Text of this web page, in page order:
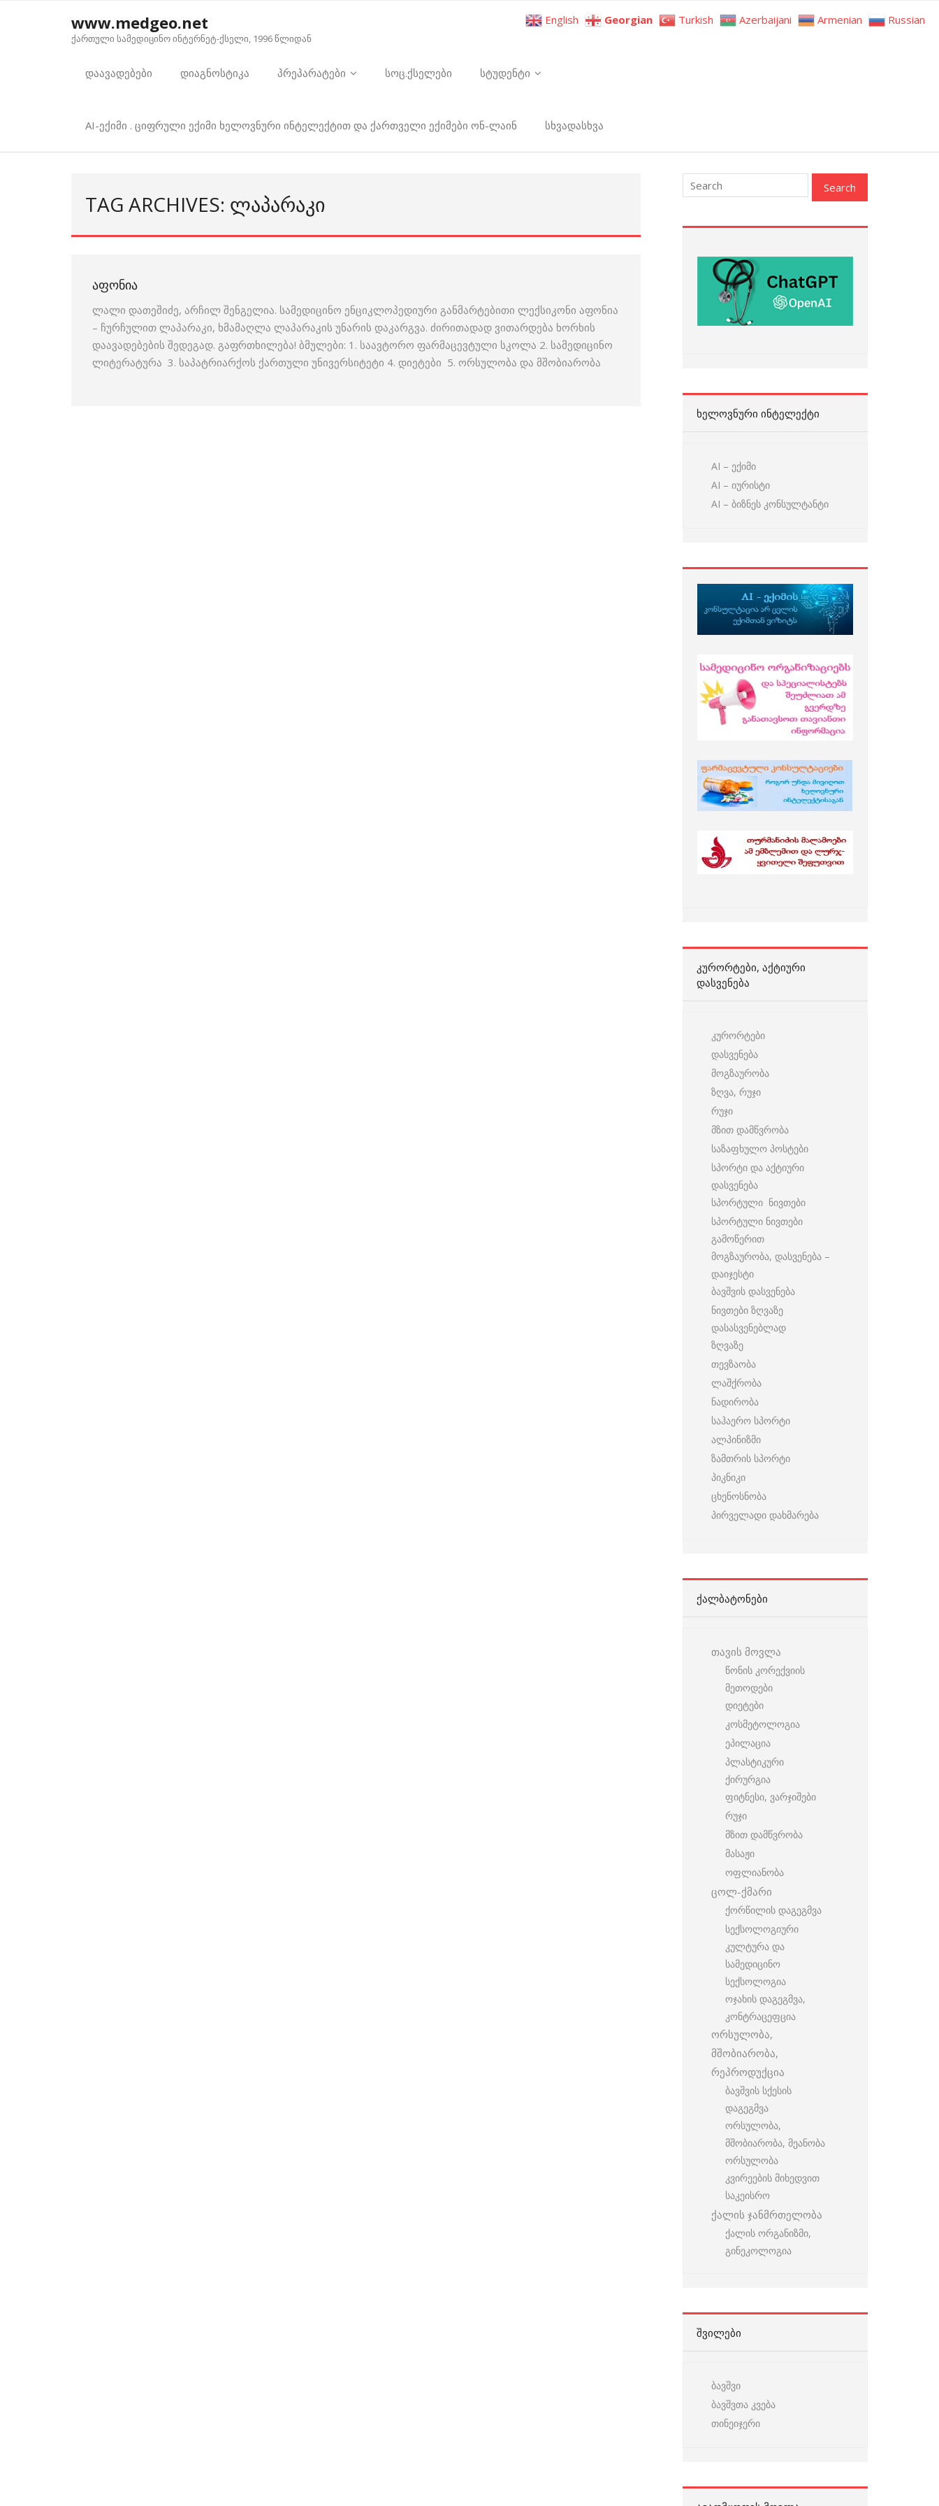
www.medgeo.net
ქართული სამედიცინო ინტერნეტ-ქსელი, 1996 წლიდან
დაავადებები დიაგნოსტიკა პრეპარატები სოც.ქსელები სტუდენტი
AI-ექიმი . ციფრული ექიმი ხელოვნური ინტელექტით და ქართველი ექიმები ონ-ლაინ სხვადასხვა
TAG ARCHIVES: ᲚᲐᲞᲐᲠᲐᲙᲘ
ᲐᲤᲝᲜᲘᲐ
ლალი დათეშიძე, არჩილ შენგელია. სამედიცინო ენციკლოპედიური განმარტებითი ლექსიკონი აფონია
– ჩურჩულით ლაპარაკი, ხმამაღლა ლაპარაკის უნარის დაკარგვა. ძირითადად ვითარდება ხორხის
დაავადებების შედეგად. გაფრთხილება! ბმულები: 1. საავტორო ფარმაცევტული სკოლა 2. სამედიცინო
ლიტერატურა 3. საპატრიარქოს ქართული უნივერსიტეტი 4. დიეტები 5. ორსულობა და მშობიარობა
ᲮᲔᲚᲝᲕᲜᲣᲠᲘ ᲘᲜᲢᲔᲚᲔᲥᲢᲘ
AI – ექიმი
AI – იურისტი
AI – ბიზნეს კონსულტანტი
ᲙᲣᲠᲝᲠᲢᲔᲑᲘ, ᲐᲥᲢᲘᲣᲠᲘ
ᲓᲐᲡᲕᲔᲜᲔᲑᲐ
კურორტები
დასვენება
მოგზაურობა
ზღვა, რუჯი
რუჯი
მზით დამწვრობა
საზაფხულო პოსტები
სპორტი და აქტიური
დასვენება
სპორტული ნივთები
სპორტული ნივთები
გამოწერით
მოგზაურობა, დასვენება –
დაიჯესტი
ბავშვის დასვენება
ნივთები ზღვაზე
დასასვენებლად
ზღვაზე
თევზაობა
ლაშქრობა
ნადირობა
საჰაერო სპორტი
ალპინიზმი
ზამთრის სპორტი
პიკნიკი
ცხენოსნობა
პირველადი დახმარება
ᲥᲐᲚᲑᲐᲢᲝᲜᲔᲑᲘ
თავის მოვლა
წონის კორექვიის
მეთოდები
დიეტები
კოსმეტოლოგია
ეპილაცია
პლასტიკური
ქირურგია
ფიტნესი, ვარჯიშები
რუჯი
მზით დამწვრობა
მასაჟი
ოფლიანობა
ცოლ-ქმარი
ქორწილის დაგეგმვა
სექსოლოგიური
კულტურა და
სამედიცინო
სექსოლოგია
ოჯახის დაგეგმვა,
კონტრაცეფცია
ორსულობა,
მშობიარობა,
რეპროდუქცია
ბავშვის სქესის
დაგეგმვა
ორსულობა,
მშობიარობა, მეანობა
ორსულობა
კვირეების მიხედვით
საკეისრო
ქალის ჯანმრთელობა
ქალის ორგანიზმი,
გინეკოლოგია
ᲨᲕᲘᲚᲔᲑᲘ
ბავშვი
ბავშვთა კვება
თინეიჯერი
English Georgian Turkish Azerbaijani Armenian Russian